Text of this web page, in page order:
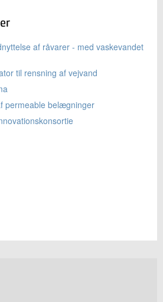
af råvarer - med vaskevandet
til rensning af vejvand
permeable belægninger